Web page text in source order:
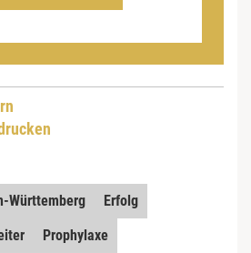
Württemberg
Erfolg
Prophylaxe